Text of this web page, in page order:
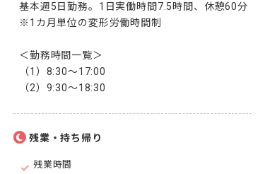
基本週5日勤務。1日実働時間7.5時間、休憩60分
※1カ月単位の変形労働時間制
＜勤務時間一覧＞
（1）8:30〜17:00
（2）9:30～18:30
残業・持ち帰り
残業時間